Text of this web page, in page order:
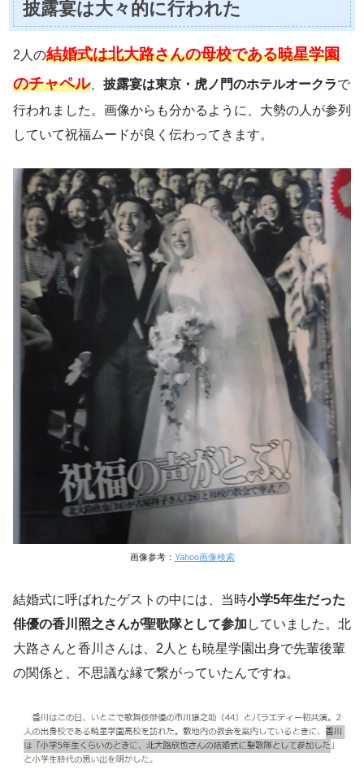
披露宴は大々的に行われた
2人の結婚式は北大路さんの母校である暁星学園
のチャペル、 披露宴は東京・虎ノ門のホテルオークラで
行われました。画像からも分かるように、大勢の人が参列
していて祝福ムードが良く伝わってきます。
画像参考： Yahoo画像検索
結婚式に呼ばれたゲストの中には、当時小学5年生だった
俳優の香川照之さんが聖歌隊として参加 していました。北
大路さんと香川さんは、2人とも暁星学園出身で先輩後輩
の関係と、不思議な縁で繋がっていたんですね。